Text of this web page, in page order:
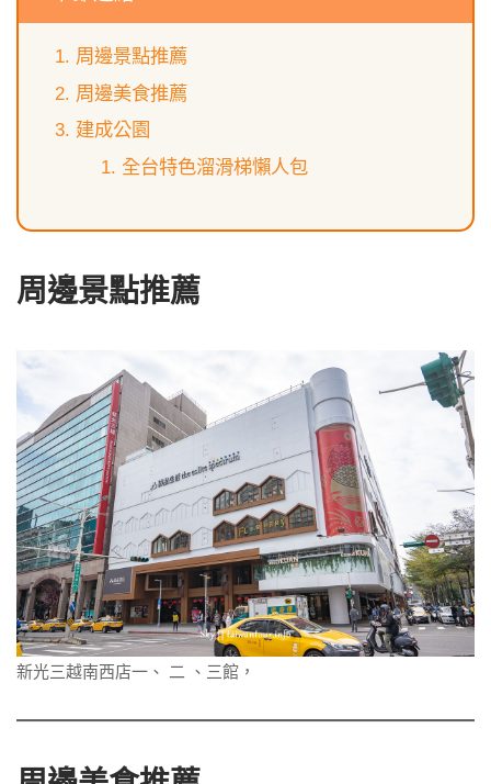
周邊景點推薦
周邊美食推薦
建成公園
全台特色溜滑梯懶人包
周邊景點推薦
新光三越南西店一、 二 、三館，